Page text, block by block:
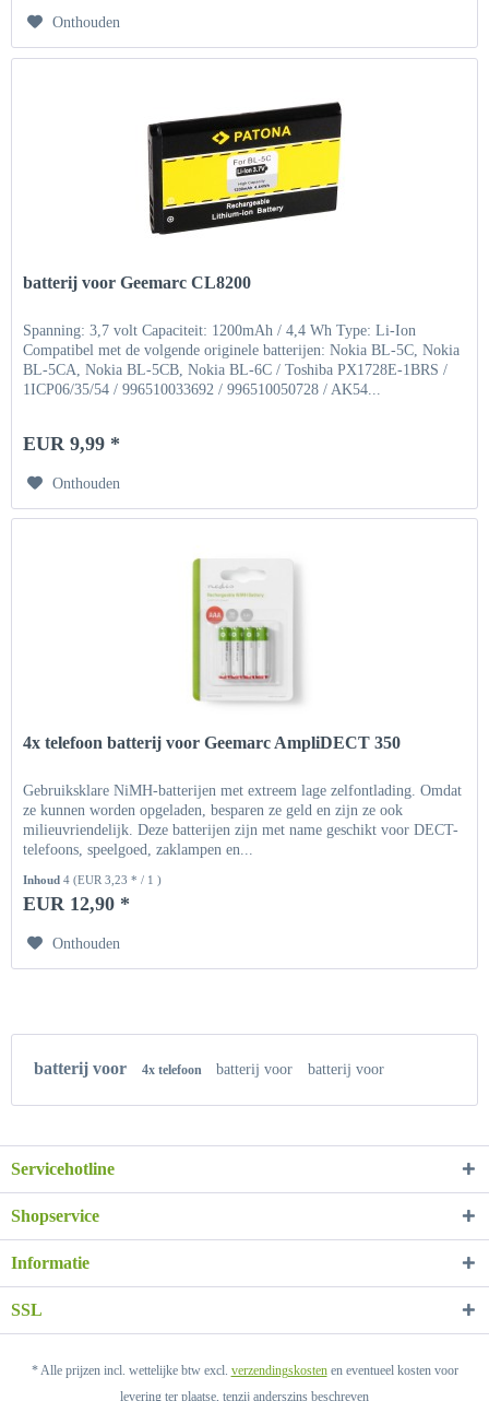
Onthouden
batterij voor Geemarc CL8200
Spanning: 3,7 volt Capaciteit: 1200mAh / 4,4 Wh Type: Li-Ion
Compatibel met de volgende originele batterijen: Nokia BL-5C, Nokia
BL-5CA, Nokia BL-5CB, Nokia BL-6C / Toshiba PX1728E-1BRS /
1ICP06/35/54 / 996510033692 / 996510050728 / AK54...
EUR 9,99 *
Onthouden
4x telefoon batterij voor Geemarc AmpliDECT 350
Gebruiksklare NiMH-batterijen met extreem lage zelfontlading. Omdat
ze kunnen worden opgeladen, besparen ze geld en zijn ze ook
milieuvriendelijk. Deze batterijen zijn met name geschikt voor DECT-
telefoons, speelgoed, zaklampen en...
Inhoud4(EUR 3,23 * / 1 )
EUR 12,90 *
Onthouden
batterij voor 4x telefoon batterij voor batterij voor
Servicehotline
Shopservice
Informatie
SSL
* Alle prijzen incl. wettelijke btw excl. verzendingskostenen eventueel kosten voor
levering ter plaatse, tenzij anderszins beschreven